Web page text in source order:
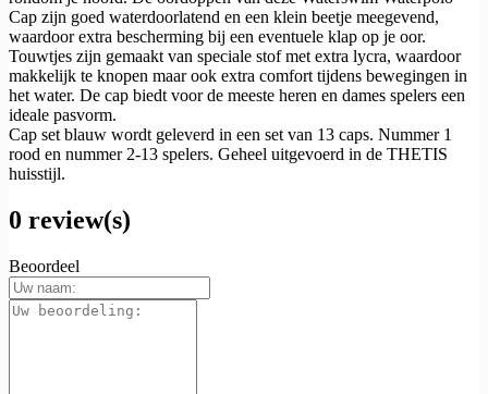
Cap zijn goed waterdoorlatend en een klein beetje meegevend,
waardoor extra bescherming bij een eventuele klap op je oor.
Touwtjes zijn gemaakt van speciale stof met extra lycra, waardoor
makkelijk te knopen maar ook extra comfort tijdens bewegingen in
het water. De cap biedt voor de meeste heren en dames spelers een
ideale pasvorm.
Cap set blauw wordt geleverd in een set van 13 caps. Nummer 1
rood en nummer 2-13 spelers. Geheel uitgevoerd in de THETIS
huisstijl.
0 review(s)
Beoordeel